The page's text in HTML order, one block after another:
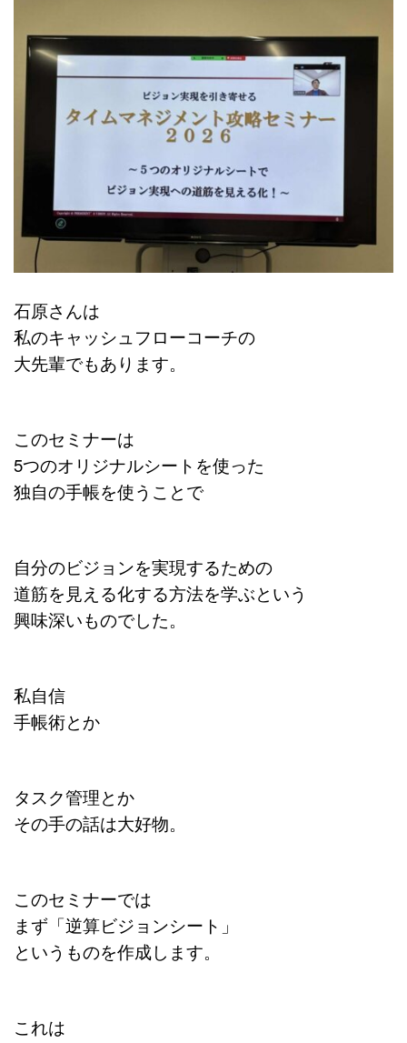
石原さんは
私のキャッシュフローコーチの
大先輩でもあります。
このセミナーは
5つのオリジナルシートを使った
独自の手帳を使うことで
自分のビジョンを実現するための
道筋を見える化する方法を学ぶという
興味深いものでした。
私自信
手帳術とか
タスク管理とか
その手の話は大好物。
このセミナーでは
まず「逆算ビジョンシート」
というものを作成します。
これは